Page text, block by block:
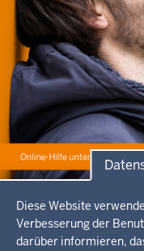
Diese Website
Verbesserung der
darüber informieren,
Bild